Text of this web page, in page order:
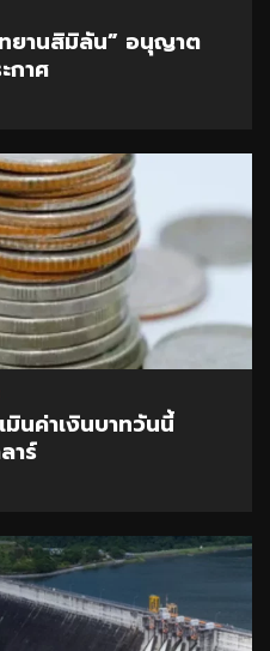
ยานสิมิลัน” อนุญาต
กาศ
นค่าเงินบาทวันนี้
าร์